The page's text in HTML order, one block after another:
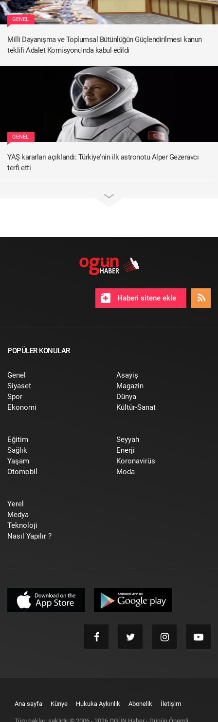
GENEL
Milli Dayanışma ve Toplumsal Bütünlüğün Güçlendirilmesi kanun
teklifi Adalet Komisyonu'nda kabul edildi
GENEL
YAŞ kararları açıklandı: Türkiye'nin ilk astronotu Alper Gezeravcı
terfi etti
Haberi sitene ekle
POPÜLER KONULAR
Genel
Siyaset
Spor
Ekonomi
Asayiş
Magazin
Dünya
Kültür-Sanat
Eğitim
Sağlık
Yaşam
Otomobil
Seyyah
Enerji
Koronavirüs
Moda
Yerel
Medya
Teknoloji
Nasıl Yapılır ?
Ana sayfa Künye Hukuka Aykırılık Abonelik İletişim